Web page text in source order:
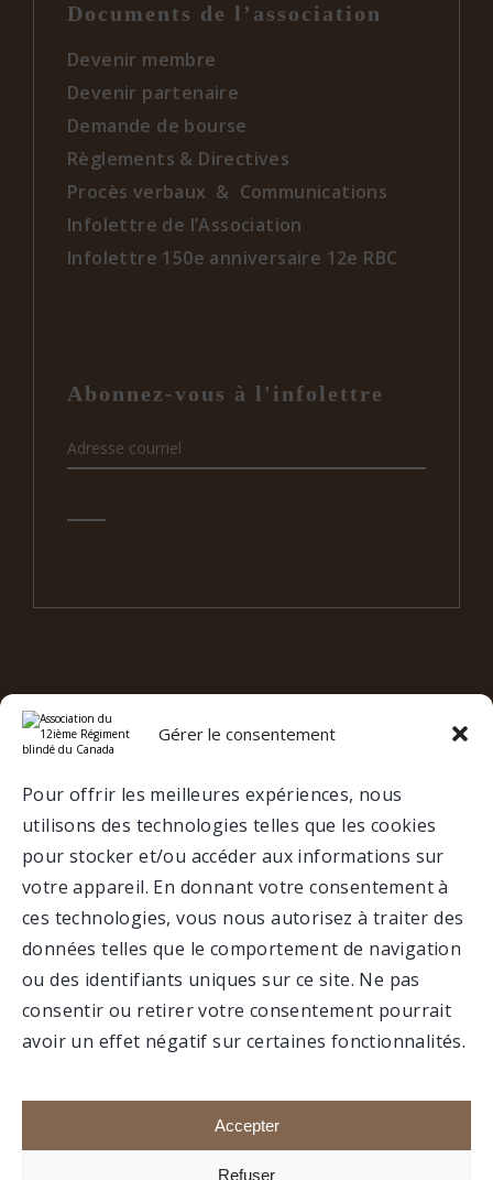
Gérer le consentement
Pour offrir les meilleures expériences, nous
utilisons des technologies telles que les cookies
pour stocker et/ou accéder aux informations sur
votre appareil. En donnant votre consentement à
ces technologies, vous nous autorisez à traiter des
données telles que le comportement de navigation
ou des identifiants uniques sur ce site. Ne pas
consentir ou retirer votre consentement pourrait
avoir un effet négatif sur certaines fonctionnalités.
Accepter
Refuser
Documents de l’association
Devenir membre
Devenir partenaire
Demande de bourse
Règlements & Directives
Procès verbaux & Communications
Infolettre de l’Association
Infolettre 150e anniversaire 12e RBC
Abonnez-vous à l'infolettre
12eRBC SUR LES RÉSEAUX
VALCARTIER
MUSÉE
Faire un don Portail membre